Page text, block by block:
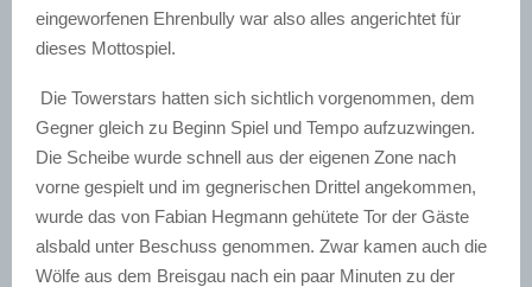
eingeworfenen Ehrenbully war also alles angerichtet für
dieses Mottospiel.
Die Towerstars hatten sich sichtlich vorgenommen, dem
Gegner gleich zu Beginn Spiel und Tempo aufzuzwingen.
Die Scheibe wurde schnell aus der eigenen Zone nach
vorne gespielt und im gegnerischen Drittel angekommen,
wurde das von Fabian Hegmann gehütete Tor der Gäste
alsbald unter Beschuss genommen. Zwar kamen auch die
Wölfe aus dem Breisgau nach ein paar Minuten zu der